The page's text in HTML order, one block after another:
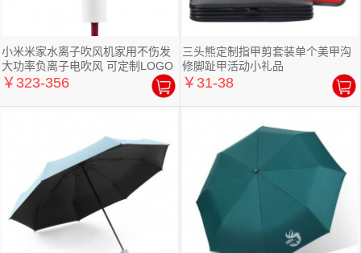
小米米家水离子吹风机家用不伤发
大功率负离子电吹风 可定制LOGO
￥323-356
三头熊定制指甲剪套装单个美甲沟
修脚趾甲活动小礼品
￥31-38